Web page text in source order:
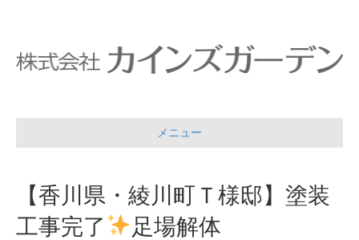
メニュー
【香川県・綾川町Ｔ様邸】塗装
工事完了
足場解体